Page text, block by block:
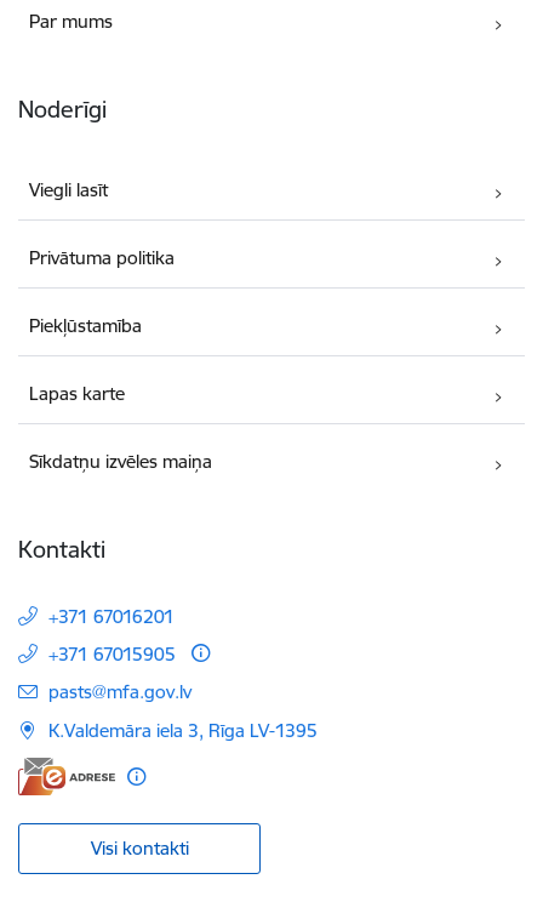
Par mums
Noderīgi
Viegli lasīt
Privātuma politika
Piekļūstamība
Lapas karte
Sīkdatņu izvēles maiņa
Kontakti
+371 67016201
+371 67015905
E-pasts:
pasts@mfa.gov.lv
K.Valdemāra iela 3, Rīga LV-1395
Visi kontakti